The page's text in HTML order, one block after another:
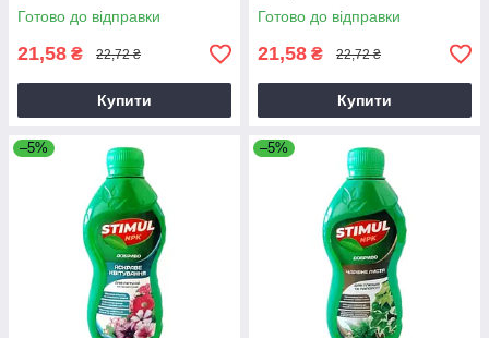
Готово до відправки
21,58 ₴ 22,72 ₴
Купити
Готово до відправки
21,58 ₴ 22,72 ₴
Купити
–5% –5%